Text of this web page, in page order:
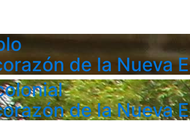
de la Nueva
de la Nueva